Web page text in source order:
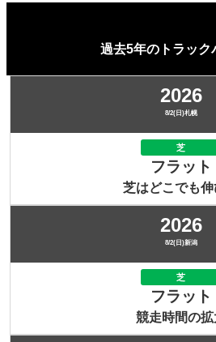
過去5年のトラック
2026
8/2(日)札幌
芝
フラット
芝はどこでも伸
2026
8/2(日)新潟
芝
フラット
競走時間の拡